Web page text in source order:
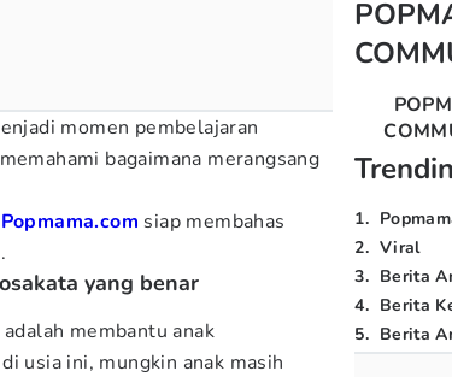
momen pembelajaran
bagaimana merangsang
Popmama.com siap membahas
.
yang benar
membantu anak
usia ini, mungkin anak masih
1.
2. Viral
3. Berita
4. Berita
5. Berita